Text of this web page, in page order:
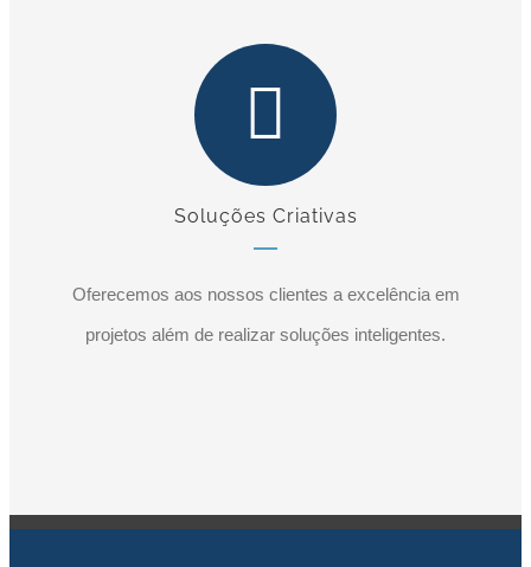
Soluções Criativas
Oferecemos aos nossos clientes a excelência em
projetos além de realizar soluções inteligentes.